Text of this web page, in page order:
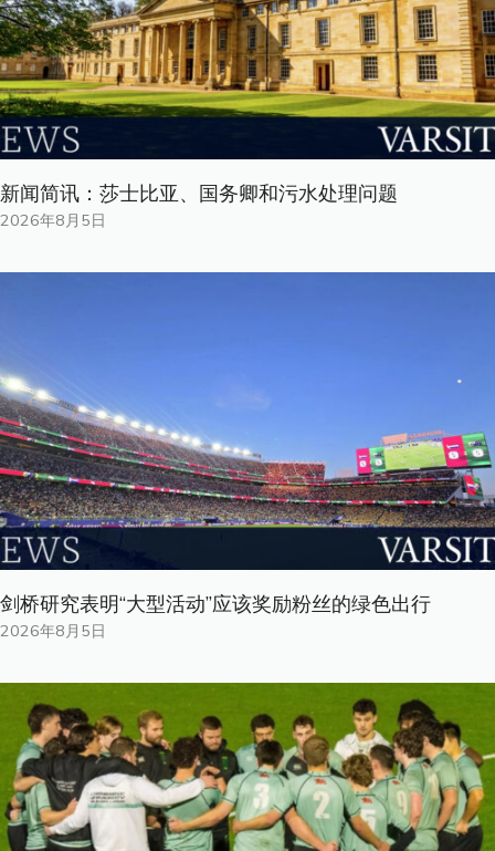
新闻简讯：莎士比亚、国务卿和污水处理问题
2026年8月5日
剑桥研究表明“大型活动”应该奖励粉丝的绿色出行
2026年8月5日